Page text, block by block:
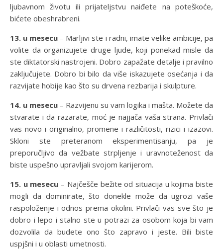
ljubavnom životu ili prijateljstvu naiđete na poteškoće,
bićete obeshrabreni.
13. u mesecu – Marljivi ste i radni, imate velike ambicije, pa
volite da organizujete druge ljude, koji ponekad misle da
ste diktatorski nastrojeni. Dobro zapažate detalje i pravilno
zaključujete. Dobro bi bilo da više iskazujete osećanja i da
razvijate hobije kao što su drvena rezbarija i skulpture.
14. u mesecu – Razvijenu su vam logika i mašta. Možete da
stvarate i da razarate, moć je najjača vaša strana. Privlači
vas novo i originalno, promene i različitosti, rizici i izazovi.
Skloni ste preteranom eksperimentisanju, pa je
preporučljivo da vežbate strpljenje i uravnoteženost da
biste uspešno upravljali svojom karijerom.
15. u mesecu – Najčešče bežite od situacija u kojima biste
mogli da dominirate, što donekle može da ugrozi vaše
raspoloženje i odnos prema okolini. Privlači vas sve što je
dobro i lepo i stalno ste u potrazi za osobom koja bi vam
dozvolila da budete ono što zapravo i jeste. Bili biste
uspjšni i u oblasti umetnosti.